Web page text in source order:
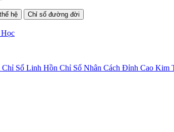
hệ
Chỉ số đường đời
Chỉ Số Linh Hồn Chỉ Số Nhân Cách Đỉnh Cao Kim